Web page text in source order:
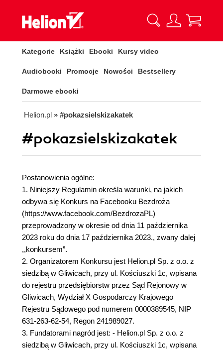
Kategorie Książki Ebooki Kursy video
Audiobooki Promocje Nowości Bestsellery
Darmowe ebooki
Helion.pl » #pokazsielskizakatek
#pokazsielskizakatek
Postanowienia ogólne:
1. Niniejszy Regulamin określa warunki, na jakich
odbywa się Konkurs na Facebooku Bezdroża
(https://www.facebook.com/BezdrozaPL)
przeprowadzony w okresie od dnia 11 października
2023 roku do dnia 17 października 2023., zwany dalej
,,konkursem”.
2. Organizatorem Konkursu jest Helion.pl Sp. z o.o. z
siedzibą w Gliwicach, przy ul. Kościuszki 1c, wpisana
do rejestru przedsiębiorstw przez Sąd Rejonowy w
Gliwicach, Wydział X Gospodarczy Krajowego
Rejestru Sądowego pod numerem 0000389545, NIP
631-263-62-54, Regon 241989027.
3. Fundatorami nagród jest: - Helion.pl Sp. z o.o. z
siedzibą w Gliwicach, przy ul. Kościuszki 1c, wpisana